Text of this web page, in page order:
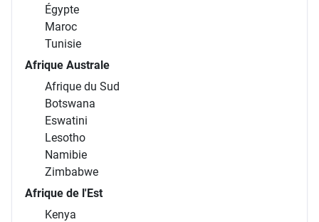
Égypte
Maroc
Tunisie
Afrique Australe
Afrique du Sud
Botswana
Eswatini
Lesotho
Namibie
Zimbabwe
Afrique de l'Est
Kenya